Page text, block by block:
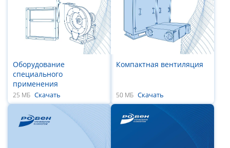
Оборудование
специального
применения
25 МБ Скачать
Компактная вентиляция
50 МБ Скачать